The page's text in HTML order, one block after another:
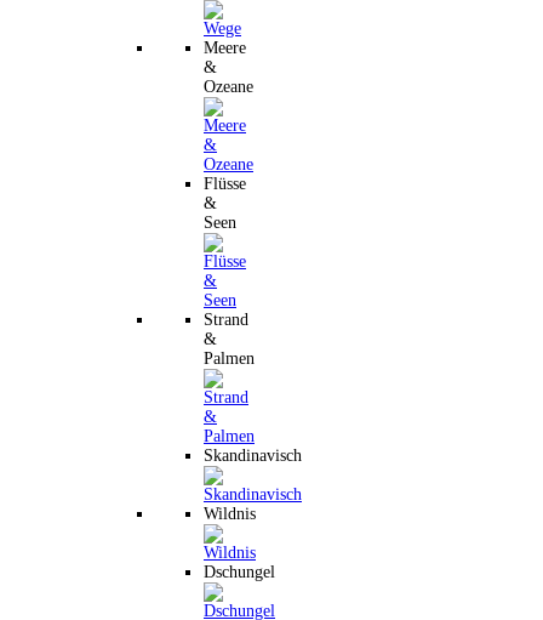
Meere
&
Ozeane
Flüsse
&
Seen
Strand
&
Palmen
Skandinavisch
Wildnis
Dschungel